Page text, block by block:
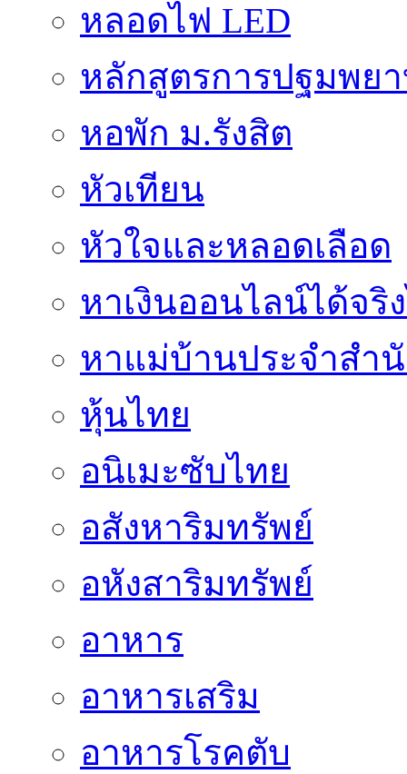
หลอดไฟ LED
หลักสูตรการปฐมพย
หอพัก ม.รังสิต
หัวเทียน
หัวใจและหลอดเลือด
หาเงินออนไลน์ได้จริ
หาแม่บ้านประจำสำ
หุ้นไทย
อนิเมะซับไทย
อสังหาริมทรัพย์
อหังสาริมทรัพย์
อาหาร
อาหารเสริม
อาหารโรคตับ